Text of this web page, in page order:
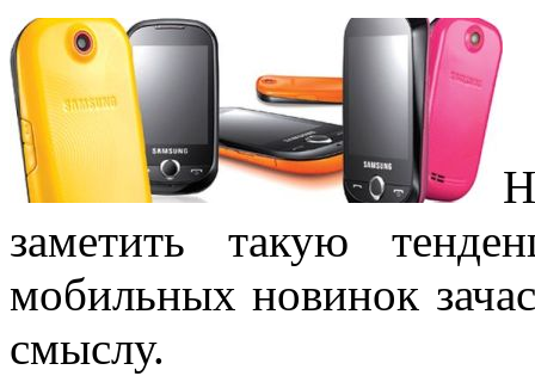
заметить такую
мобильных новинок
смыслу.